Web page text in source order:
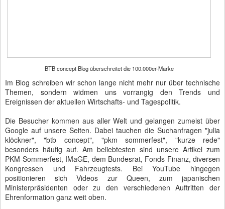
BTB concept Blog überschreitet die 100.000er-Marke
Im Blog schreiben wir schon lange nicht mehr nur über technische
Themen, sondern widmen uns vorrangig den Trends und
Ereignissen der aktuellen Wirtschafts- und Tagespolitik.
Die Besucher kommen aus aller Welt und gelangen zumeist über
Google auf unsere Seiten. Dabei tauchen die Suchanfragen "julia
klöckner", "btb concept", "pkm sommerfest", "kurze rede"
besonders häufig auf. Am beliebtesten sind unsere Artikel zum
PKM-Sommerfest, IMaGE, dem Bundesrat, Fonds Finanz, diversen
Kongressen und Fahrzeugtests. Bei YouTube hingegen
positionieren sich Videos zur Queen, zum japanischen
Ministerpräsidenten oder zu den verschiedenen Auftritten der
Ehrenformation ganz weit oben.